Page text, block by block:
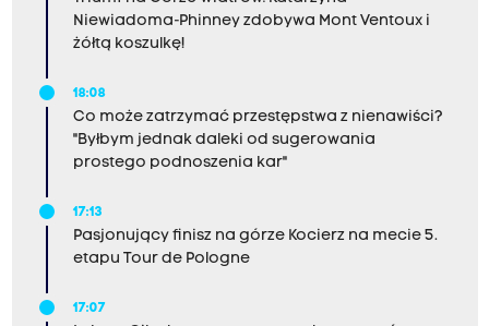
Niewiadoma-Phinney zdobywa Mont Ventoux i
żółtą koszulkę!
18:08
Co może zatrzymać przestępstwa z nienawiści?
"Byłbym jednak daleki od sugerowania
prostego podnoszenia kar"
17:13
Pasjonujący finisz na górze Kocierz na mecie 5.
etapu Tour de Pologne
17:07